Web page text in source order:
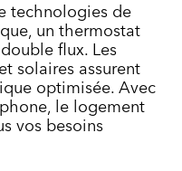
technologies de
un thermostat
flux. Les
solaires assurent
optimisée. Avec
le logement
vos besoins